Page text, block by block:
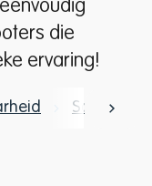
die
ervaring!